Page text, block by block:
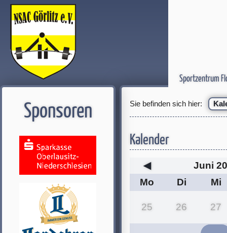
Sportzentrum
Sie befinden sich hier:
Kalender
◀
Juni
Mo
Di Mi
25 26 27
Sponsoren